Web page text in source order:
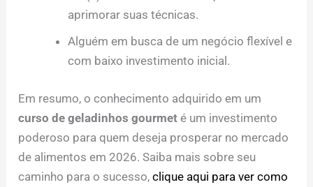
aprimorar suas técnicas.
Alguém em busca de um negócio flexível e
com baixo investimento inicial.
Em resumo, o conhecimento adquirido em um
curso de geladinhos gourmet é um investimento
poderoso para quem deseja prosperar no mercado
de alimentos em 2026. Saiba mais sobre seu
caminho para o sucesso,clique aqui para ver como